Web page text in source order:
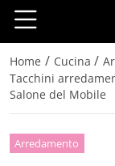
Home / Cucina /
Tacchini
Salone del Mobile
Arredamento